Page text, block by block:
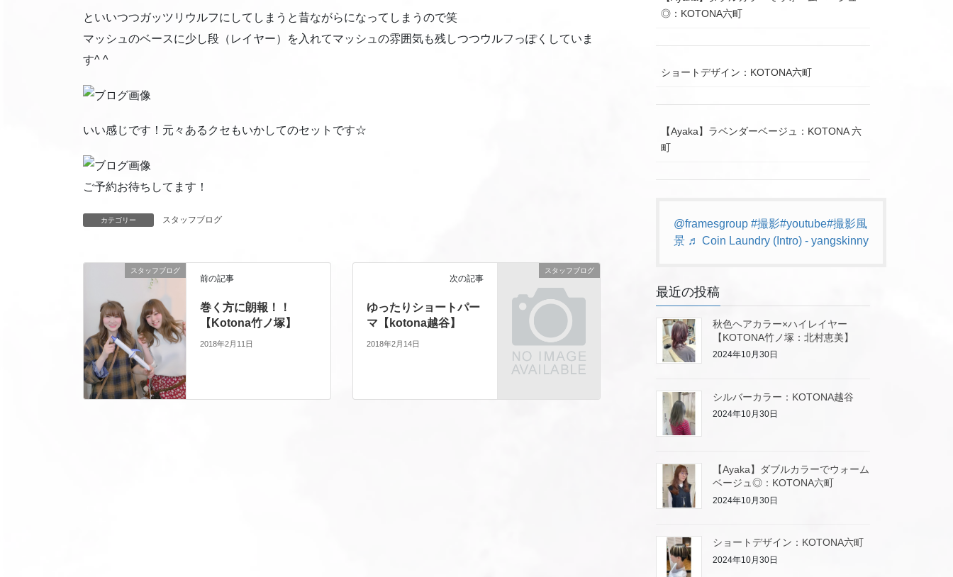
といいつつガッツリウルフにしてしまうと昔ながらになってしまうので笑
マッシュのベースに少し段（レイヤー）を入れてマッシュの雰囲気も残しつつウルフっぽくしていま
す^ ^
いい感じです！元々あるクセもいかしてのセットです☆
ご予約お待ちしてます！
カテゴリー スタッフブログ
スタッフブログ
前の記事
巻く方に朗報！！
【Kotona竹ノ塚】
2018年2月11日
スタッフブログ
次の記事
ゆったりショートパー
マ【kotona越谷】
2018年2月14日
◎：KOTONA六町
ショートデザイン：KOTONA六町
【Ayaka】ラベンダーベージュ：KOTONA 六
町
@framesgroup #撮影#youtube#撮影風
景 ♬ Coin Laundry (Intro) - yangskinny
最近の投稿
秋色ヘアカラー×ハイレイヤー
【KOTONA竹ノ塚：北村恵美】
2024年10月30日
シルバーカラー：KOTONA越谷
2024年10月30日
【Ayaka】ダブルカラーでウォーム
ベージュ◎：KOTONA六町
2024年10月30日
ショートデザイン：KOTONA六町
2024年10月30日